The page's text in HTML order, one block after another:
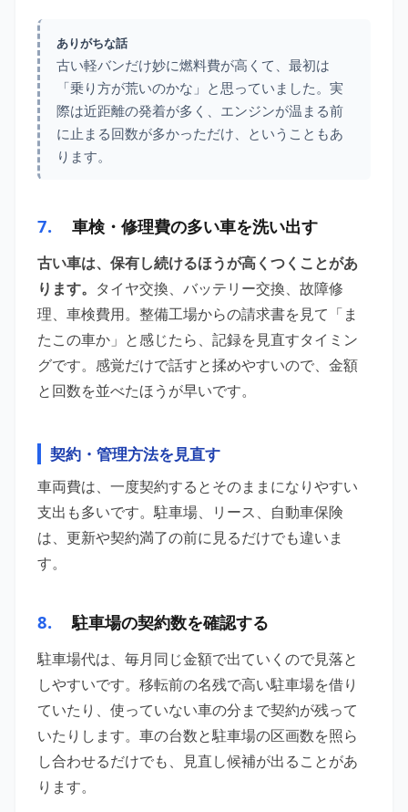
ありがちな話
古い軽バンだけ妙に燃料費が高くて、最初は
「乗り方が荒いのかな」と思っていました。実
際は近距離の発着が多く、エンジンが温まる前
に止まる回数が多かっただけ、ということもあ
ります。
7. 車検・修理費の多い車を洗い出す
古い車は、保有し続けるほうが高くつくことがあ
ります。 タイヤ交換、バッテリー交換、故障修
理、車検費用。整備工場からの請求書を見て「ま
たこの車か」と感じたら、記録を見直すタイミン
グです。感覚だけで話すと揉めやすいので、金額
と回数を並べたほうが早いです。
契約・管理方法を見直す
車両費は、一度契約するとそのままになりやすい
支出も多いです。駐車場、リース、自動車保険
は、更新や契約満了の前に見るだけでも違いま
す。
8. 駐車場の契約数を確認する
駐車場代は、毎月同じ金額で出ていくので見落と
しやすいです。移転前の名残で高い駐車場を借り
ていたり、使っていない車の分まで契約が残って
いたりします。車の台数と駐車場の区画数を照ら
し合わせるだけでも、見直し候補が出ることがあ
ります。